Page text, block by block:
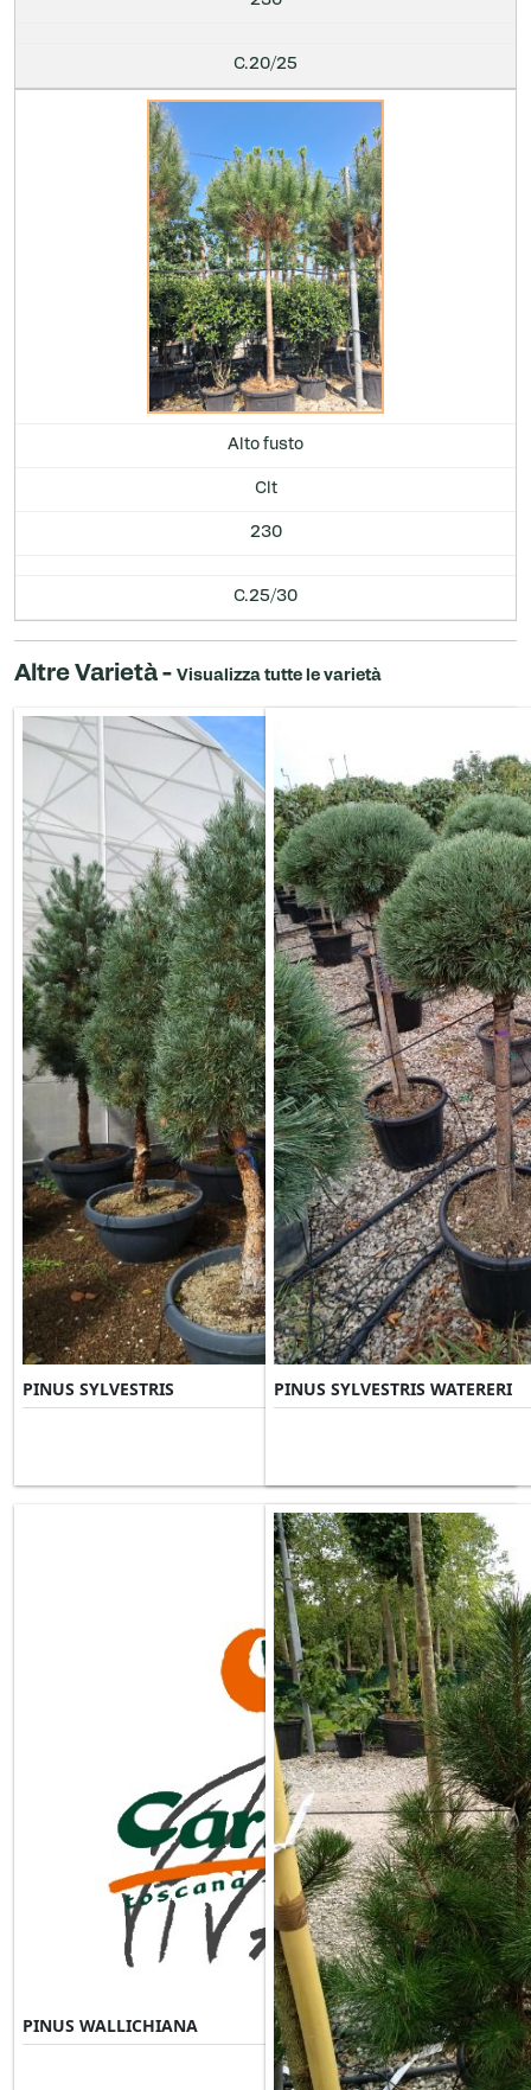
C.20/25
Alto fusto
Clt
230
C.25/30
Altre Varietà - Visualizza tutte le varietà
PINUS SYLVESTRIS PINUS SYLVESTRIS WATERERI
PINUS WALLICHIANA
Misure Disponibili ►